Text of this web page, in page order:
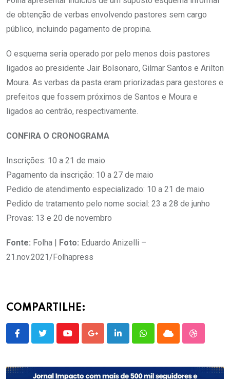
de obtenção de verbas envolvendo pastores sem cargo
público, incluindo pagamento de propina.
O esquema seria operado por pelo menos dois pastores
ligados ao presidente Jair Bolsonaro, Gilmar Santos e Arilton
Moura. As verbas da pasta eram priorizadas para gestores e
prefeitos que fossem próximos de Santos e Moura e
ligados ao centrão, respectivamente.
CONFIRA O CRONOGRAMA
Inscrições: 10 a 21 de maio
Pagamento da inscrição: 10 a 27 de maio
Pedido de atendimento especializado: 10 a 21 de maio
Pedido de tratamento pelo nome social: 23 a 28 de junho
Provas: 13 e 20 de novembro
Fonte: Folha | Foto: Eduardo Anizelli –
21.nov.2021/Folhapress
COMPARTILHE:
YoutubeGoogle+LinkedInWhatsappCloud